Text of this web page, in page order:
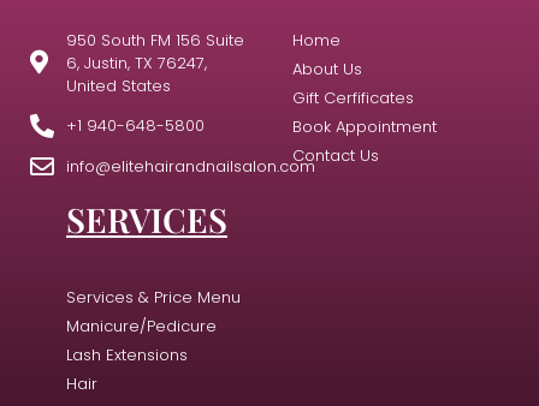
950 South FM 156 Suite
6, Justin, TX 76247,
United States
+1 940-648-5800
info@elitehairandnailsalon.com
Home
About Us
Gift Cerfificates
Book Appointment
Contact Us
SERVICES
Services & Price Menu
Manicure/Pedicure
Lash Extensions
Hair